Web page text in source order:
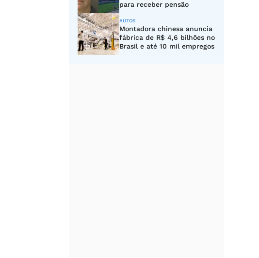
para receber pensão
AUTOS
Montadora chinesa anuncia
fábrica de R$ 4,6 bilhões no
Brasil e até 10 mil empregos